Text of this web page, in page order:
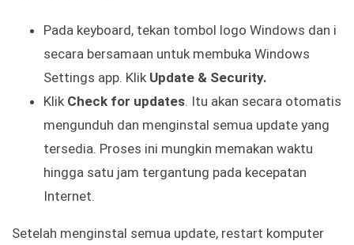
Pada keyboard, tekan tombol logo Windows dan i
secara bersamaan untuk membuka Windows
Settings app. Klik Update & Security.
Klik Check for updates. Itu akan secara otomatis
mengunduh dan menginstal semua update yang
tersedia. Proses ini mungkin memakan waktu
hingga satu jam tergantung pada kecepatan
Internet.
Setelah menginstal semua update, restart komputer